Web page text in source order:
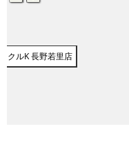
クルK 長野若里店